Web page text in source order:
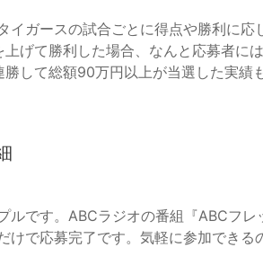
イガースの試合ごとに得点や勝利に応
げて勝利した場合、なんと応募者に
して総額90万円以上が当選した実績
ルです。ABCラジオの番組『ABCフ
けで応募完了です。気軽に参加できる